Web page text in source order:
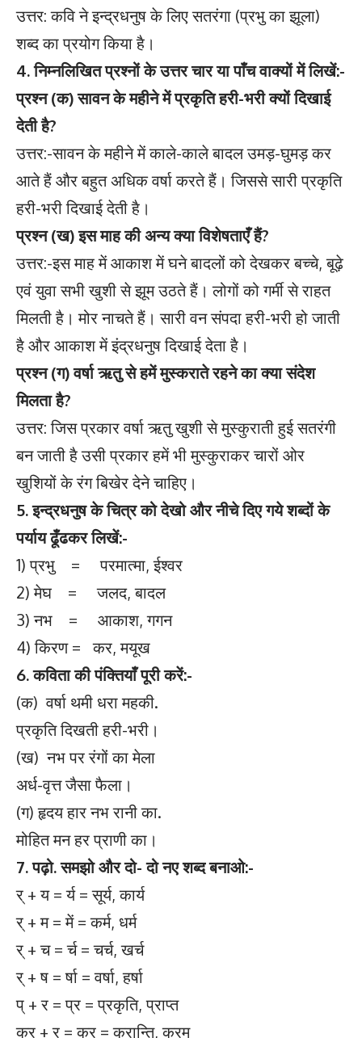
उत्तर: कवि ने इन्द्रधनुष के लिए सतरंगा (प्रभु का झूला)
शब्द का प्रयोग किया है।
4. निम्नलिखित प्रश्नों के उत्तर चार या पाँच वाक्यों में लिखें:-
प्रश्न (क) सावन के महीने में प्रकृति हरी-भरी क्यों दिखाई
देती है?
उत्तर:-सावन के महीने में काले-काले बादल उमड़-घुमड़ कर
आते हैं और बहुत अधिक वर्षा करते हैं। जिससे सारी प्रकृति
हरी-भरी दिखाई देती है।
प्रश्न (ख) इस माह की अन्य क्या विशेषताएँ हैं?
उत्तर:-इस माह में आकाश में घने बादलों को देखकर बच्चे, बूढ़े
एवं युवा सभी खुशी से झूम उठते हैं। लोगों को गर्मी से राहत
मिलती है। मोर नाचते हैं। सारी वन संपदा हरी-भरी हो जाती
है और आकाश में इंद्रधनुष दिखाई देता है।
प्रश्न (ग) वर्षा ऋतु से हमें मुस्कराते रहने का क्या संदेश
मिलता है?
उत्तर: जिस प्रकार वर्षा ऋतु खुशी से मुस्कुराती हुई सतरंगी
बन जाती है उसी प्रकार हमें भी मुस्कुराकर चारों ओर
खुशियों के रंग बिखेर देने चाहिए।
5. इन्द्रधनुष के चित्र को देखो और नीचे दिए गये शब्दों के
पर्याय ढूँढकर लिखें:-
1) प्रभु = परमात्मा, ईश्वर
2) मेघ = जलद, बादल
3) नभ = आकाश, गगन
4) किरण = कर, मयूख
6. कविता की पंक्तियाँ पूरी करें:-
(क) वर्षा थमी धरा महकी.
प्रकृति दिखती हरी-भरी।
(ख) नभ पर रंगों का मेला
अर्ध-वृत्त जैसा फैला।
(ग) हृदय हार नभ रानी का.
मोहित मन हर प्राणी का।
7. पढ़ो. समझो और दो- दो नए शब्द बनाओ:-
र् + य = र्य = सूर्य, कार्य
र् + म = में = कर्म, धर्म
र् + च = र्च = चर्च, खर्च
र् + ष = र्षा = वर्षा, हर्षा
प् + र = प्र = प्रकृति, प्राप्त
क्र + र = क्र = क्रान्ति, क्रम